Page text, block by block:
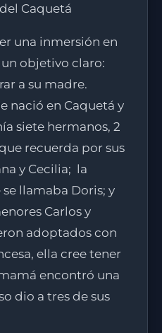
Caquetá
una inmersión en
objetivo claro:
a su madre.
nació en Caquetá y
siete hermanos, 2
recuerda por sus
y Cecilia; la
llamaba Doris; y
Carlos y
adoptados con
ella cree tener
encontró una
dio a tres de sus